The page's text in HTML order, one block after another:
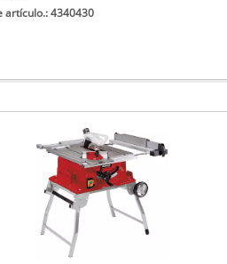
artículo.: 4340430